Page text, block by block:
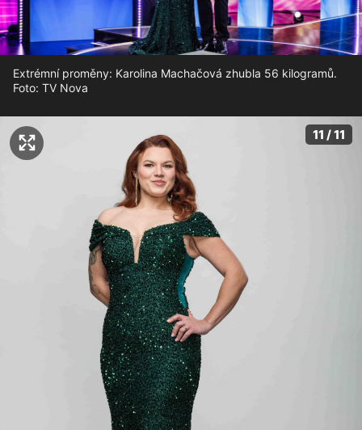
Extrémní proměny: Karolina Machačová zhubla 56 kilogramů.
Foto: TV Nova
11 / 11